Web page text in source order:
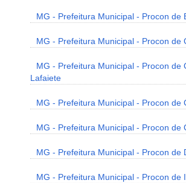
MG - Prefeitura Municipal - Procon de
MG - Prefeitura Municipal - Procon de
MG - Prefeitura Municipal - Procon de
Lafaiete
MG - Prefeitura Municipal - Procon de
MG - Prefeitura Municipal - Procon de
MG - Prefeitura Municipal - Procon de
MG - Prefeitura Municipal - Procon de